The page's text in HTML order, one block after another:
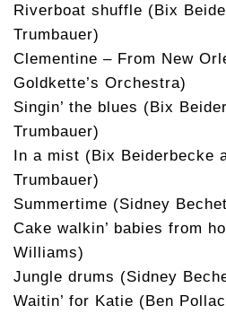
Riverboat shuffle (Bix
Trumbauer)
Clementine – From New
Goldkette’s Orchestra)
Singin’ the blues (Bix
Trumbauer)
In a mist (Bix Beiderbecke
Trumbauer)
Summertime (Sidney
Cake walkin’ babies from
Williams)
Jungle drums (Sidney
Waitin’ for Katie (Ben